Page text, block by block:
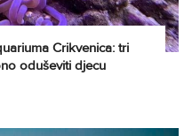
Crikvenica: tri
oduševiti djecu